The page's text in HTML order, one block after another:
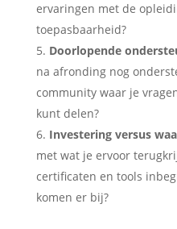
ervaringen met de
toepasbaarheid?
Doorlopende
na afronding nog
community waar je
kunt delen?
Investering versus
met wat je ervoor
certificaten en tools
komen er bij?